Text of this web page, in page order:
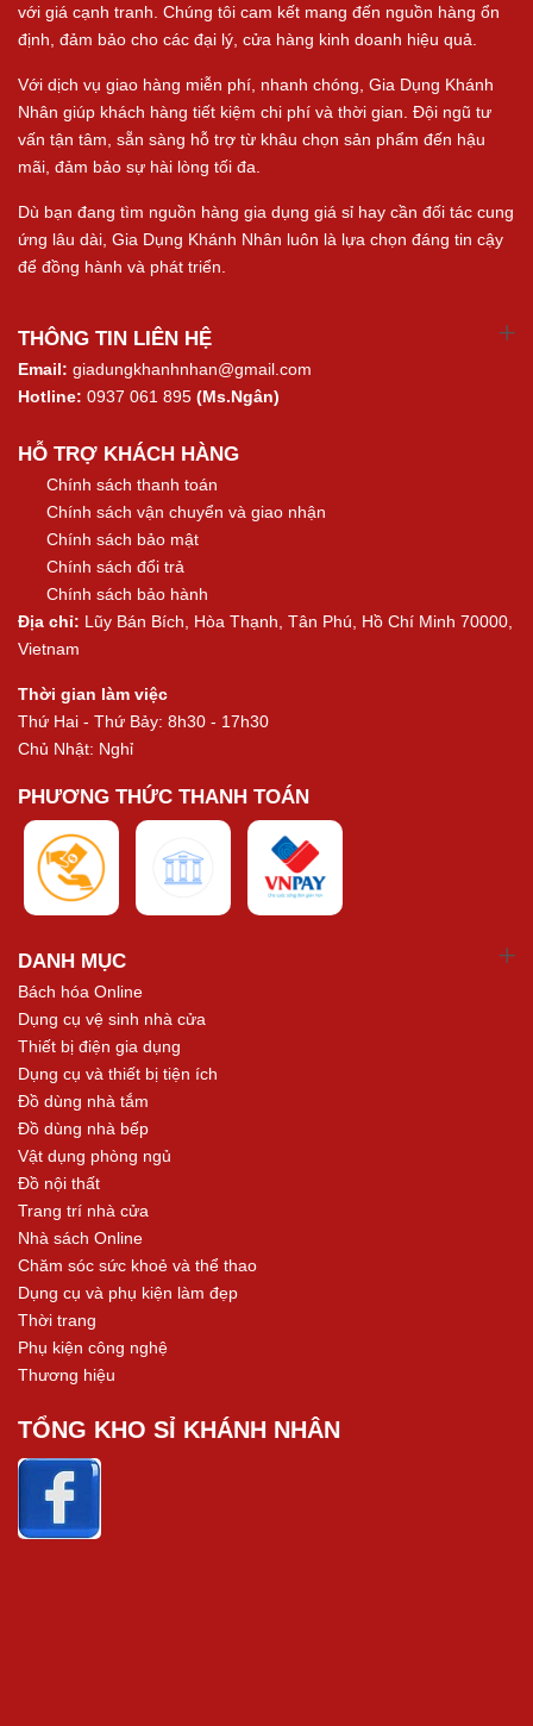
với giá cạnh tranh. Chúng tôi cam kết mang đến nguồn hàng ổn
định, đảm bảo cho các đại lý, cửa hàng kinh doanh hiệu quả.
Với dịch vụ giao hàng miễn phí, nhanh chóng, Gia Dụng Khánh
Nhân giúp khách hàng tiết kiệm chi phí và thời gian. Đội ngũ tư
vấn tận tâm, sẵn sàng hỗ trợ từ khâu chọn sản phẩm đến hậu
mãi, đảm bảo sự hài lòng tối đa.
Dù bạn đang tìm nguồn hàng gia dụng giá sỉ hay cần đối tác cung
ứng lâu dài, Gia Dụng Khánh Nhân luôn là lựa chọn đáng tin cậy
để đồng hành và phát triển.
THÔNG TIN LIÊN HỆ
Email: giadungkhanhnhan@gmail.com
Hotline: 0937 061 895 (Ms.Ngân)
HỖ TRỢ KHÁCH HÀNG
Chính sách thanh toán
Chính sách vận chuyển và giao nhận
Chính sách bảo mật
Chính sách đổi trả
Chính sách bảo hành
Địa chỉ: Lũy Bán Bích, Hòa Thạnh, Tân Phú, Hồ Chí Minh 70000,
Vietnam
Thời gian làm việc
Thứ Hai - Thứ Bảy: 8h30 - 17h30
Chủ Nhật: Nghỉ
PHƯƠNG THỨC THANH TOÁN
DANH MỤC
Bách hóa Online
Dụng cụ vệ sinh nhà cửa
Thiết bị điện gia dụng
Dụng cụ và thiết bị tiện ích
Đồ dùng nhà tắm
Đồ dùng nhà bếp
Vật dụng phòng ngủ
Đồ nội thất
Trang trí nhà cửa
Nhà sách Online
Chăm sóc sức khoẻ và thể thao
Dụng cụ và phụ kiện làm đẹp
Thời trang
Phụ kiện công nghệ
Thương hiệu
TỔNG KHO SỈ KHÁNH NHÂN